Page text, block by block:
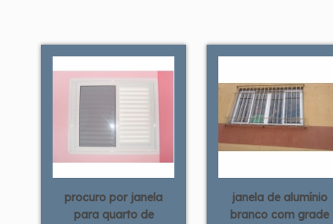
procuro por janela
para quarto de
janela de alumínio
branco com grade